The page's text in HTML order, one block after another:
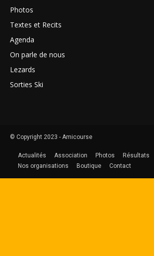
Photos
Textes et Recits
Agenda
On parle de nous
Lezards
Sorties Ski
© Copyright 2023 - Amicourse
Actualités Association Photos Résultats
Nos organisations
Boutique Contact